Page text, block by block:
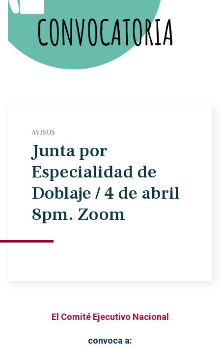
AVISOS
Junta por
Especialidad de
Doblaje / 4 de abril
8pm. Zoom
El Comité Ejecutivo Nacional
convoca a: